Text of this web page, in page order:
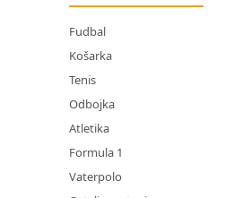
Fudbal
Košarka
Tenis
Odbojka
Atletika
Formula 1
Vaterpolo